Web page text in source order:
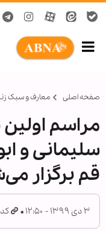
صفحه اصلی معارف و سبک
مراسم
سلیمانی و
قم برگزار
۳ دی ۱۳۹۹ - ۱۲:۵۰ کد